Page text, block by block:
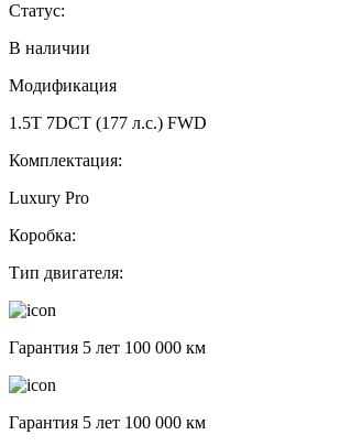
Статус:
В наличии
Модификация
1.5T 7DCT (177 л.с.) FWD
Комплектация:
Luxury Pro
Коробка:
Тип двигателя:
Гарантия 5 лет 100 000 км
Гарантия 5 лет 100 000 км